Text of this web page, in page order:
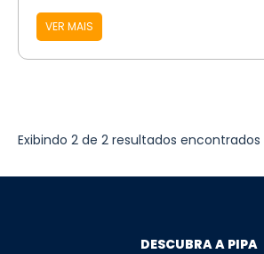
VER MAIS
Exibindo 2 de 2 resultados encontrados
DESCUBRA A PIPA